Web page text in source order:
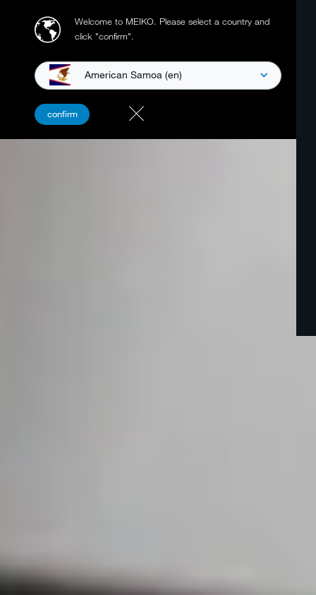
Welcome to MEIKO. Please select a country and
click "confirm".
American Samoa (en)
confirm